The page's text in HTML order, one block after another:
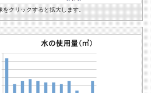
をクリックすると拡大します。